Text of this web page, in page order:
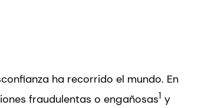
ha recorrido el mundo. En
fraudulentas o engañosas1 y